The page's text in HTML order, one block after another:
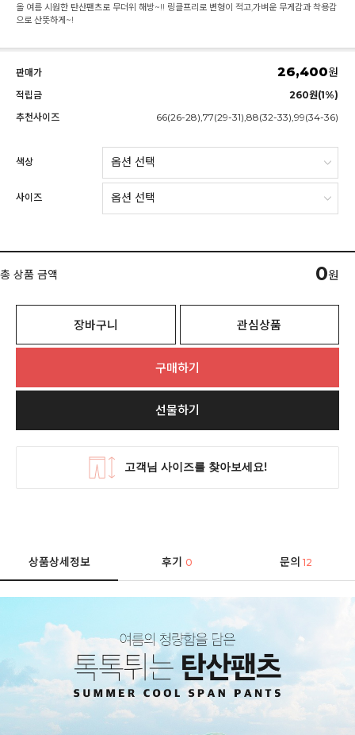
올 여름 시원한 탄산팬츠로 무더위 해방~!! 링클프리로 변형이 적고,가벼운 무게감과 착용감
으로 산뜻하게~!
판매가 26,400원
적립금
260원(1%)
추천사이즈
66(26-28),77(29-31),88(32-33),99(34-36)
색상
사이즈
총 상품 금액 0원
장바구니 관심상품
구매하기
선물하기
상품상세정보 후기0 문의 12